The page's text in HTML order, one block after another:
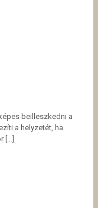
beilleszkedni a
a helyzetét, ha
[…]